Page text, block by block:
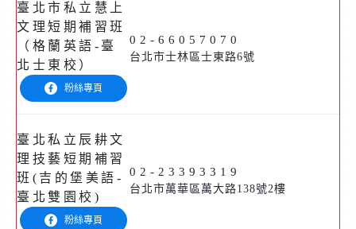
臺北市私立慧上
文理短期補習班
（格蘭英語-臺
北士東校）
粉絲專頁
02-66057070
台北市士林區士東路6號
臺北私立辰耕文
理技藝短期補習
班(吉的堡美語-
臺北雙園校)
粉絲專頁
02-23393319
台北市萬華區萬大路138號2樓